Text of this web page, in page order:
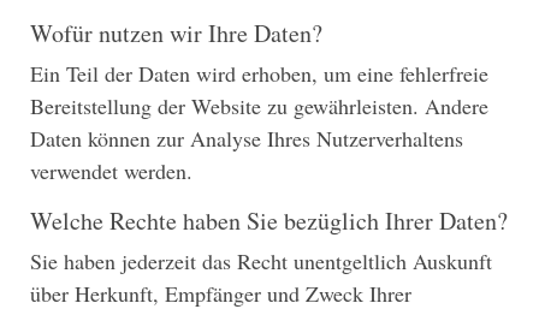
Wofür nutzen wir Ihre Daten?
Ein Teil der Daten wird erhoben, um eine fehlerfreie
Bereitstellung der Website zu gewährleisten. Andere
Daten können zur Analyse Ihres Nutzerverhaltens
verwendet werden.
Welche Rechte haben Sie bezüglich Ihrer Daten?
Sie haben jederzeit das Recht unentgeltlich Auskunft
über Herkunft, Empfänger und Zweck Ihrer